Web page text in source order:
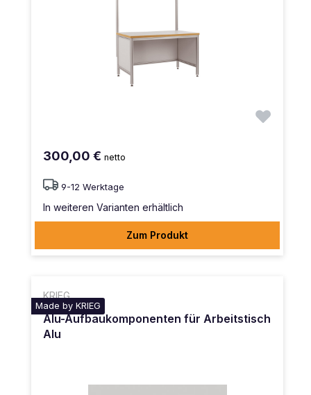
300,00 € netto
9-12 Werktage
In weiteren Varianten erhältlich
Zum Produkt
KRIEG
Made by KRIEG
Alu-Aufbaukomponenten für Arbeitstisch
Alu